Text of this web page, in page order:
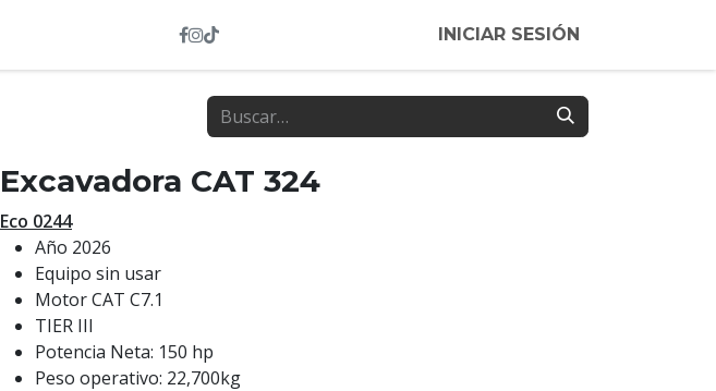
INICIAR SESIÓN
Excavadora CAT 324
Eco 0244
Año 2026
Equipo sin usar
Motor CAT C7.1
TIER III
Potencia Neta: 150 hp
Peso operativo: 22,700kg